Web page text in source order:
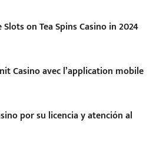
on Tea Spins Casino in 2024
Casino avec l’application mobile
por su licencia y atención al